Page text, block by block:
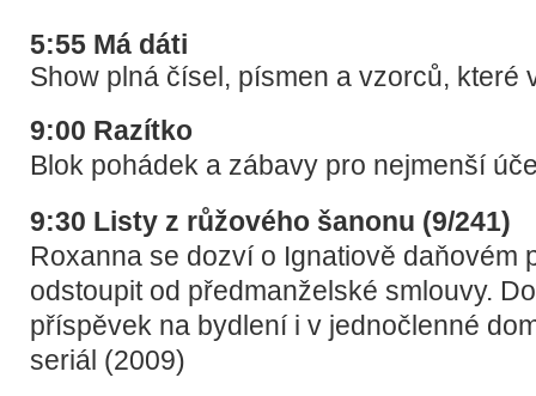
5:55 Má dáti
Show plná čísel, písmen a vzorců, které
9:00 Razítko
Blok pohádek a zábavy pro nejmenší
9:30 Listy z růžového šanonu (9/241)
Roxanna se dozví o Ignatiově daňovém
odstoupit od předmanželské smlouvy.
příspěvek na bydlení i v jednočlenné
seriál (2009)